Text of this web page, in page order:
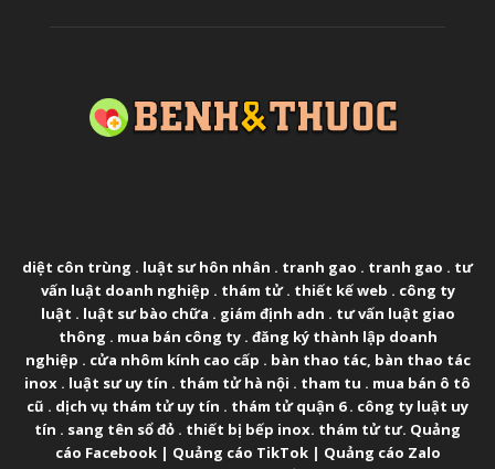
diệt côn trùng . luật sư hôn nhân . tranh gao . tranh gao . tư
vấn luật doanh nghiệp . thám tử. thiết kế web . công ty
luật . luật sư bào chữa . giám định adn . tư vấn luật giao
thông . mua bán công ty. đăng ký thành lập doanh
nghiệp . cửa nhôm kính cao cấp . bàn thao tác, bàn thao tác
inox . luật sư uy tín . thám tử hà nội . tham tu . mua bán ô tô
cũ . dịch vụ thám tử uy tín . thám tử quận 6. công ty luật uy
tín . sang tên sổ đỏ . thiết bị bếp inox. thám tử tư. Quảng
cáo Facebook| Quảng cáo TikTok| Quảng cáo Zalo